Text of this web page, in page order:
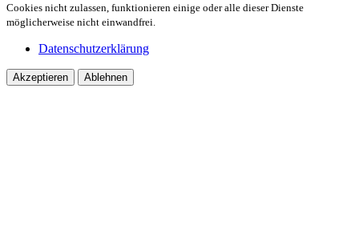
Cookies nicht zulassen, funktionieren einige oder alle dieser Dienste
möglicherweise nicht einwandfrei.
Datenschutzerklärung
Akzeptieren Ablehnen